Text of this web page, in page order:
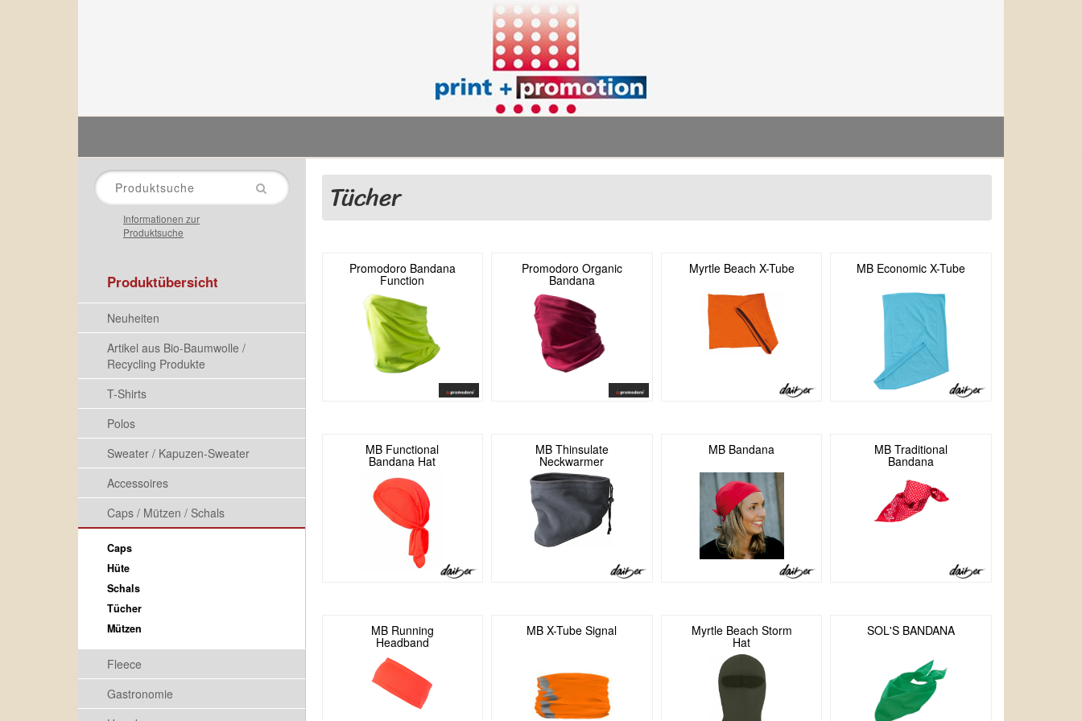
Informationen zur
Produktsuche
Produktübersicht
Neuheiten
Artikel aus Bio-Baumwolle /
Recycling Produkte
T-Shirts
Polos
Sweater / Kapuzen-Sweater
Accessoires
Caps / Mützen / Schals
Caps
Hüte
Schals
Tücher
Mützen
Fleece
Gastronomie
Tücher
Promodoro Bandana
Function
Promodoro Organic
Bandana
Myrtle Beach X-Tube MB Economic X-Tube
MB Functional
Bandana Hat
MB Thinsulate
Neckwarmer
MB Bandana MB Traditional
Bandana
MB Running
Headband
MB X-Tube Signal Myrtle Beach Storm
Hat
SOL'S BANDANA